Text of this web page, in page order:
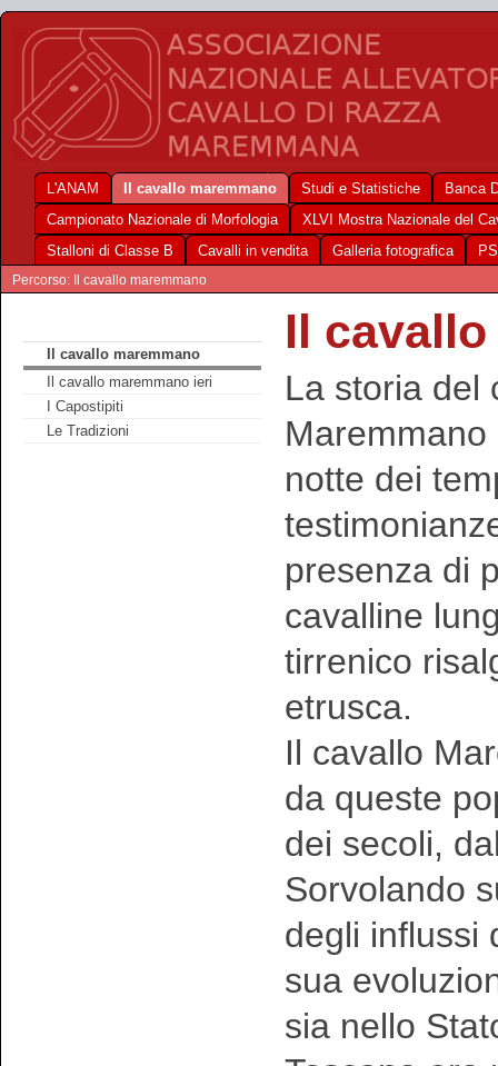
L'ANAM Il cavallo maremmano Studi e Statistiche
Banca
Campionato Nazionale di Morfologia
XLVI Mostra Nazionale del
Stalloni di Classe B
Cavalli in vendita Galleria fotografica
Percorso: Il cavallo maremmano
Il cavallo maremmano
Il cavallo maremmano ieri
I Capostipiti
Le Tradizioni
Il
La storia del
notte dei
presenza di
cavalline
tirrenico
etrusca.
Il cavallo
da queste
dei secoli,
Sorvolando
degli influssi
sua
sia nello